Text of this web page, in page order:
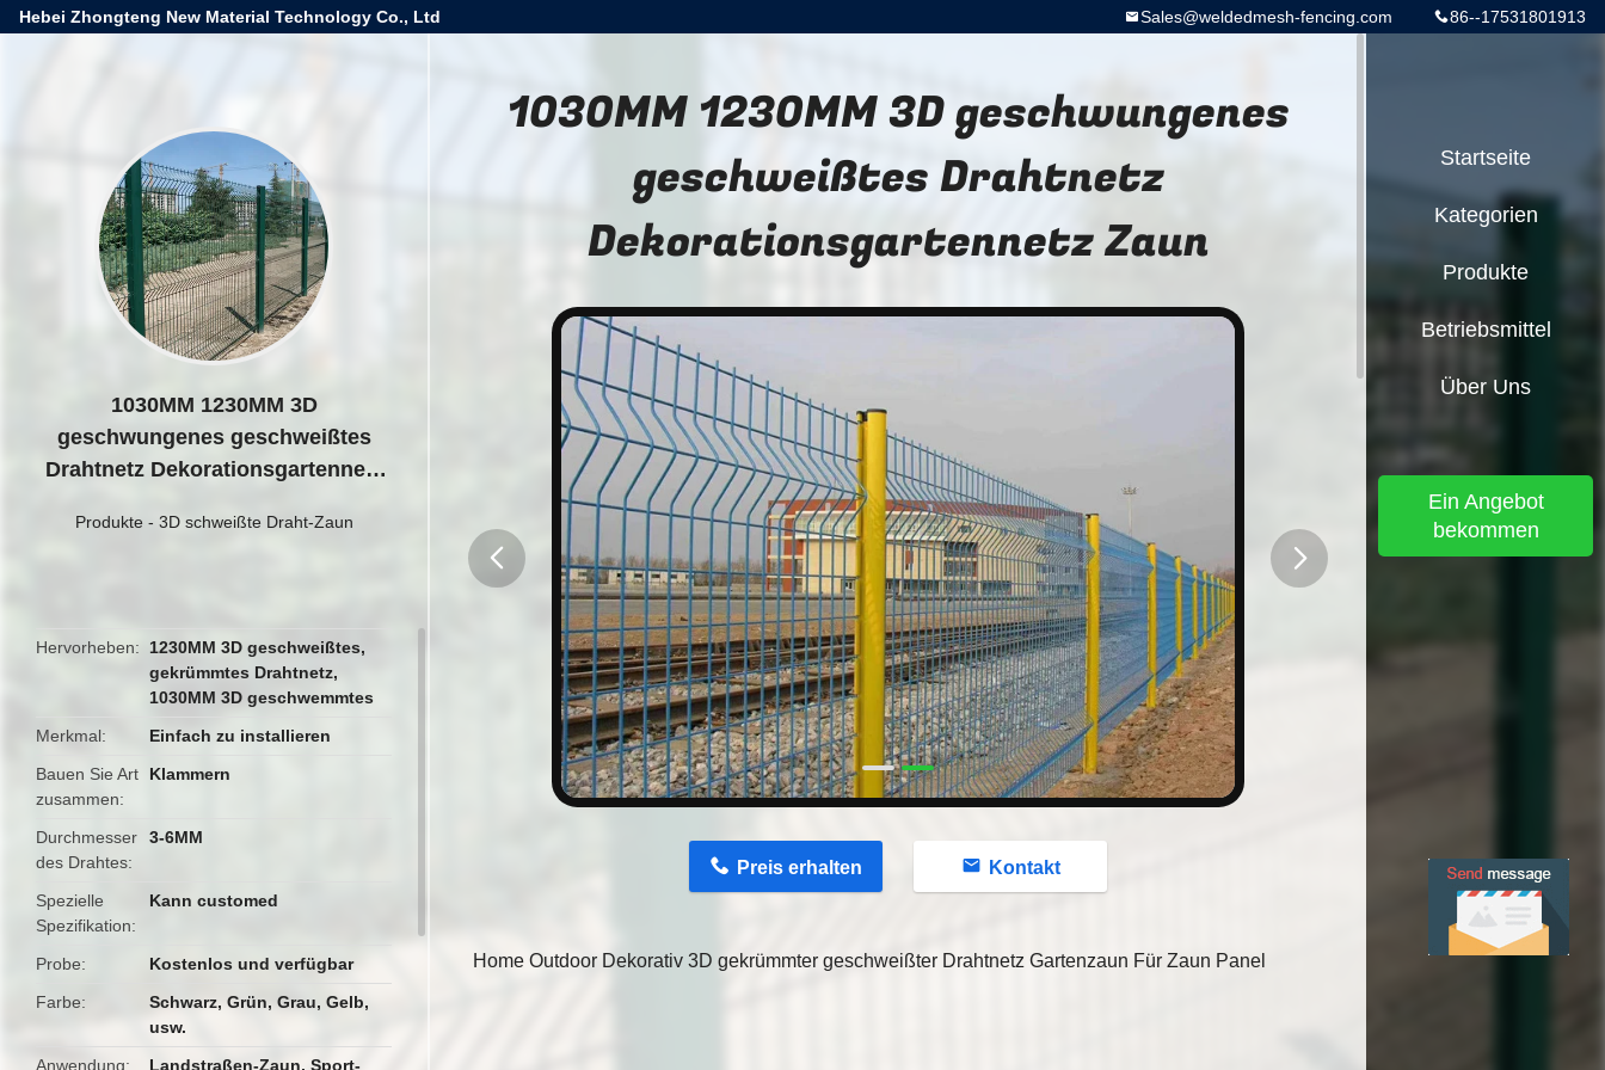
Hebei Zhongteng New Material Technology Co., Ltd 86--17531801913
Sales@weldedmesh-fencing.com
1030MM 1230MM 3D
geschwungenes geschweißtes
Drahtnetz Dekorationsgartennetz
Produkte- 3D schweißte Draht-Zaun
Hervorheben 1230MM 3D geschweißtes,
gekrümmtes Drahtnetz,
1030MM 3D geschwemmtes
Merkmal
Einfach zu installieren
Bauen Sie Art
zusammen
Klammern
Durchmesser
des Drahtes
3-6MM
Spezielle
Spezifikation
Kann customed
Probe
Kostenlos und verfügbar
Farbe
Schwarz, Grün, Grau, Gelb,
usw.
Anwendung
Landstraßen-Zaun, Sport-
1030MM 1230MM 3D geschwungenes
geschweißtes Drahtnetz
Dekorationsgartennetz Zaun
Preis erhalten Kontakt
Home Outdoor Dekorativ 3D gekrümmter geschweißter Drahtnetz Gartenzaun Für Zaun Panel
Startseite
Kategorien
Produkte
Betriebsmittel
Über Uns
Ein Angebot
bekommen